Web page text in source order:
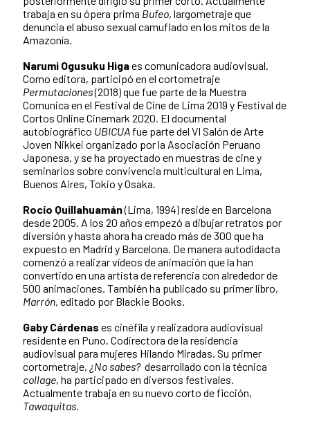
trabaja en su ópera prima Bufeo, largometraje que
denuncia el abuso sexual camuflado en los mitos de la
Amazonía.
Narumi Ogusuku Higaes comunicadora audiovisual.
Como editora, participó en el cortometraje
Permutaciones(2018) que fue parte de la Muestra
Comunica en el Festival de Cine de Lima 2019 y Festival de
Cortos Online Cinemark 2020. El documental
autobiográfico UBICUA fue parte del VI Salón de Arte
Joven Nikkei organizado por la Asociación Peruano
Japonesa, y se ha proyectado en muestras de cine y
seminarios sobre convivencia multicultural en Lima,
Buenos Aires, Tokio y Osaka.
Rocío Quillahuamán(Lima, 1994) reside en Barcelona
desde 2005. A los 20 años empezó a dibujar retratos por
diversión y hasta ahora ha creado más de 300 que ha
expuesto en Madrid y Barcelona. De manera autodidacta
comenzó a realizar vídeos de animación que la han
convertido en una artista de referencia con alrededor de
500 animaciones. También ha publicado su primer libro,
Marrón, editado por Blackie Books.
Gaby Cárdenas es cinéfila y realizadora audiovisual
residente en Puno. Codirectora de la residencia
audiovisual para mujeres Hilando Miradas. Su primer
cortometraje, ¿No sabes?desarrollado con la técnica
collage, ha participado en diversos festivales.
Actualmente trabaja en su nuevo corto de ficción,
Tawaquitas